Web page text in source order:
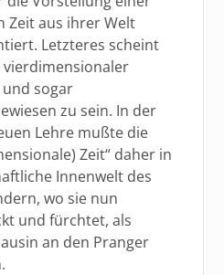
Zeit aus ihrer Welt
Letzteres scheint
sogar
zu sein. In der
Lehre mußte die
Zeit“ daher in
Innenwelt des
wo sie nun
und fürchtet, als
an den Pranger